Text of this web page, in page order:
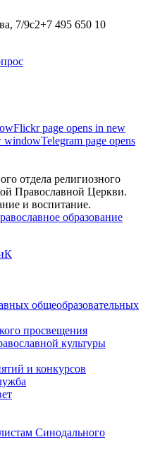
7/9с2+7 495 650 10
Flickr page opens in new
windowTelegram page opens
отдела религиозного
Православной Церкви.
и воспитание.
общеобразовательных
просвещения
культуры
и конкурсов
Синодального